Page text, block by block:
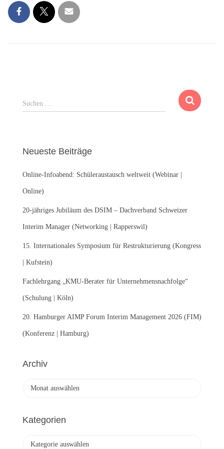
S
u
n
a
c
:
Suchen …
Neueste Beiträge
Online-Infoabend: Schüleraustausch weltweit (Webinar |
Online)
20-jähriges Jubiläum des DSIM – Dachverband Schweizer
Interim Manager (Networking | Rapperswil)
15. Internationales Symposium für Restrukturierung (Kongress
| Kufstein)
Fachlehrgang „KMU-Berater für Unternehmensnachfolge“
(Schulung | Köln)
20. Hamburger AIMP Forum Interim Management 2026 (FIM)
(Konferenz | Hamburg)
Archiv
h
Kategorien